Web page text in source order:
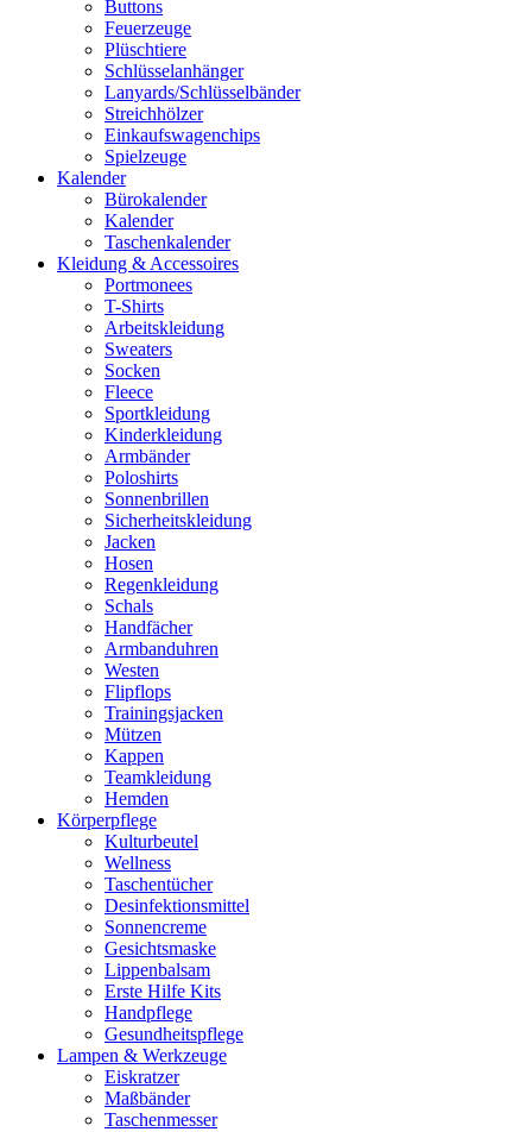
Buttons
Feuerzeuge
Plüschtiere
Schlüsselanhänger
Lanyards/Schlüsselbänder
Streichhölzer
Einkaufswagenchips
Spielzeuge
Kalender
Bürokalender
Kalender
Taschenkalender
Kleidung & Accessoires
Portmonees
T-Shirts
Arbeitskleidung
Sweaters
Socken
Fleece
Sportkleidung
Kinderkleidung
Armbänder
Poloshirts
Sonnenbrillen
Sicherheitskleidung
Jacken
Hosen
Regenkleidung
Schals
Handfächer
Armbanduhren
Westen
Flipflops
Trainingsjacken
Mützen
Kappen
Teamkleidung
Hemden
Körperpflege
Kulturbeutel
Wellness
Taschentücher
Desinfektionsmittel
Sonnencreme
Gesichtsmaske
Lippenbalsam
Erste Hilfe Kits
Handpflege
Gesundheitspflege
Lampen & Werkzeuge
Eiskratzer
Maßbänder
Taschenmesser